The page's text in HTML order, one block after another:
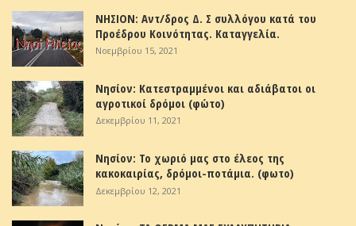
ΝΗΣΙΟΝ: Αντ/δρος Δ. Σ συλλόγου κατά του
Προέδρου Κοινότητας. Καταγγελία.
Νοεμβρίου 15, 2021
Νησίον: Κατεστραμμένοι και αδιάβατοι οι
αγροτικοί δρόμοι (φώτο)
Δεκεμβρίου 11, 2021
Νησίον: Το χωριό μας στο έλεος της
κακοκαιρίας, δρόμοι-ποτάμια. (φωτο)
Δεκεμβρίου 12, 2021